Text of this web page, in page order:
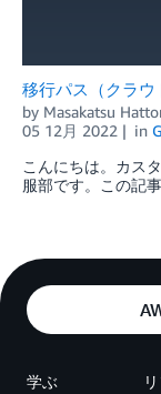
移行パス（クラウ
by Masakatsu
05 12月 2022
in
こんにちは。カス
服部です。この記
学ぶ